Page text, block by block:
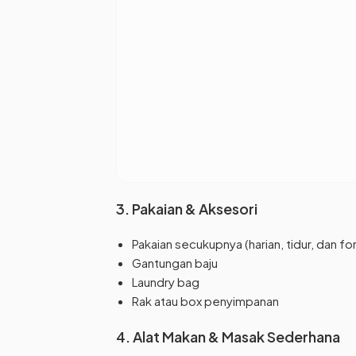
3. Pakaian & Aksesori
Pakaian secukupnya (harian, tidur, dan
Gantungan baju
Laundry bag
Rak atau box penyimpanan
4. Alat Makan & Masak Sederhana